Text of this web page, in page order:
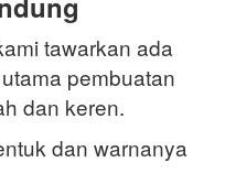
tawarkan ada
pembuatan
dan keren.
dan warnanya